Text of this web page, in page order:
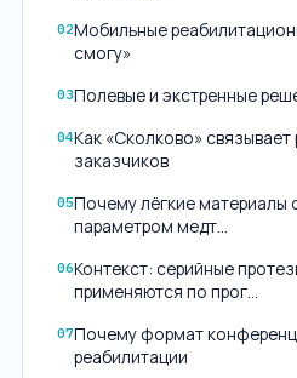
02Мобильные
смогу»
03Полевые и экстренные
04Как «Сколково» связывает
заказчиков
05Почему лёгкие материалы
параметром медт…
06Контекст: серийные
применяются по прог…
07Почему формат
реабилитации